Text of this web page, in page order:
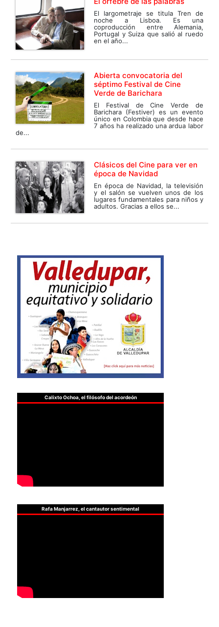
El largometraje se titula Tren de
noche a Lisboa. Es una
coproducción entre Alemania,
Portugal y Suiza que salió al ruedo
en el año...
Abierta convocatoria del
séptimo Festival de Cine
Verde de Barichara
El Festival de Cine Verde de
Barichara (Festiver) es un evento
único en Colombia que desde hace
7 años ha realizado una ardua labor
de...
Clásicos del Cine para ver en
época de Navidad
En época de Navidad, la televisión
y el salón se vuelven unos de los
lugares fundamentales para niños y
adultos. Gracias a ellos se...
Calixto Ochoa, el filósofo del acordeón
Rafa Manjarrez, el cantautor sentimental